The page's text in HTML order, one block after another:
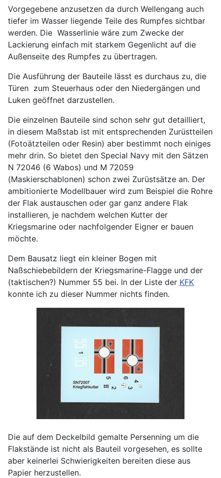
Vorgegebene anzusetzen da durch Wellengang auch
tiefer im Wasser liegende Teile des Rumpfes sichtbar
werden. Die Wasserlinie wäre zum Zwecke der
Lackierung einfach mit starkem Gegenlicht auf die
Außenseite des Rumpfes zu übertragen.
Die Ausführung der Bauteile lässt es durchaus zu, die
Türen zum Steuerhaus oder den Niedergängen und
Luken geöffnet darzustellen.
Die einzelnen Bauteile sind schon sehr gut detailliert,
in diesem Maßstab ist mit entsprechenden Zurüstteilen
(Fotoätzteilen oder Resin) aber bestimmt noch einiges
mehr drin. So bietet den Special Navy mit den Sätzen
N 72046 (6 Wabos) und M 72059
(Maskierschablonen) schon zwei Zurüstsätze an. Der
ambitionierte Modellbauer wird zum Beispiel die Rohre
der Flak austauschen oder gar ganz andere Flak
installieren, je nachdem welchen Kutter der
Kriegsmarine oder nachfolgender Eigner er bauen
möchte.
Dem Bausatz liegt ein kleiner Bogen mit
Naßschiebebildern der Kriegsmarine-Flagge und der
(taktischen?) Nummer 55 bei. In der Liste der KFK
konnte ich zu dieser Nummer nichts finden.
Die auf dem Deckelbild gemalte Persenning um die
Flakstände ist nicht als Bauteil vorgesehen, es sollte
aber keinerlei Schwierigkeiten bereiten diese aus
Papier herzustellen.